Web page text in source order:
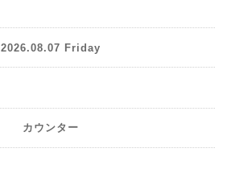
2026.08.07 Friday
カウンター